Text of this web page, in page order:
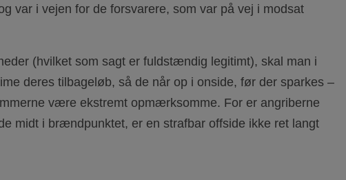
var i vejen for de forsvarere, som var på vej i modsat
(hvilket som sagt er fuldstændig legitimt), skal man i
deres tilbageløb, så de når op i onside, før der sparkes –
være ekstremt opmærksomme. For er angriberne
midt i brændpunktet, er en strafbar offside ikke ret langt